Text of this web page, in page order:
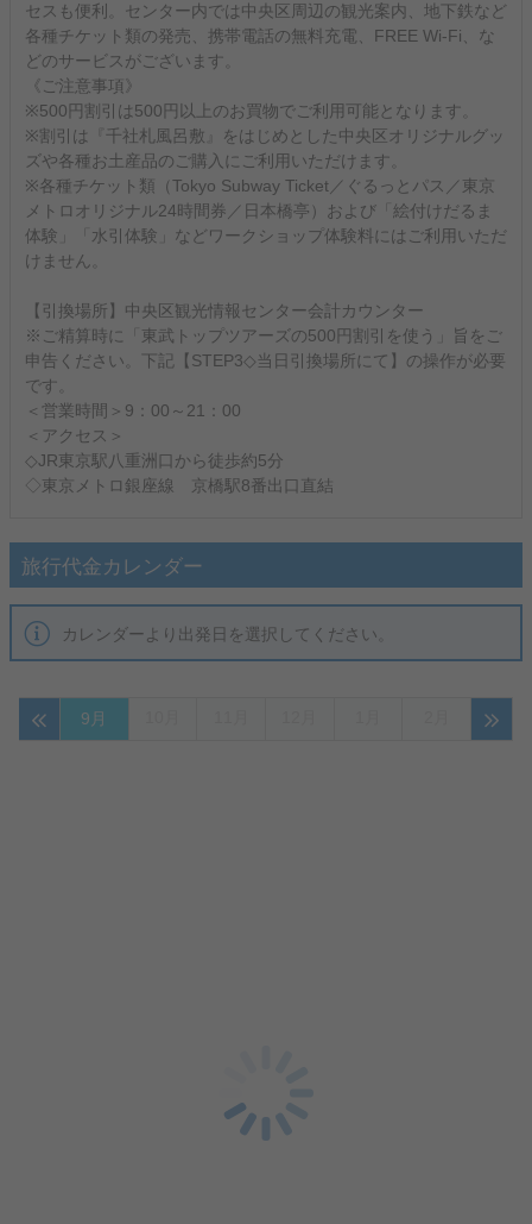
セスも便利。センター内では中央区周辺の観光案内、地下鉄など
各種チケット類の発売、携帯電話の無料充電、FREE Wi-Fi、な
どのサービスがございます。
《ご注意事項》
※500円割引は500円以上のお買物でご利用可能となります。
※割引は『千社札風呂敷』をはじめとした中央区オリジナルグッ
ズや各種お土産品のご購入にご利用いただけます。
※各種チケット類（Tokyo Subway Ticket／ぐるっとパス／東京
メトロオリジナル24時間券／日本橋亭）および「絵付けだるま
体験」「水引体験」などワークショップ体験料にはご利用いただ
けません。
【引換場所】中央区観光情報センター会計カウンター
※ご精算時に「東武トップツアーズの500円割引を使う」旨をご
申告ください。下記【STEP3◇当日引換場所にて】の操作が必要
です。
＜営業時間＞9：00～21：00
＜アクセス＞
◇JR東京駅八重洲口から徒歩約5分
◇東京メトロ銀座線 京橋駅8番出口直結
旅行代金カレンダー
カレンダーより出発日を選択してください。
9月